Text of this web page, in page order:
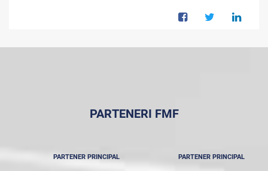
PARTENERI FMF
PARTENER PRINCIPAL PARTENER PRINCIPAL